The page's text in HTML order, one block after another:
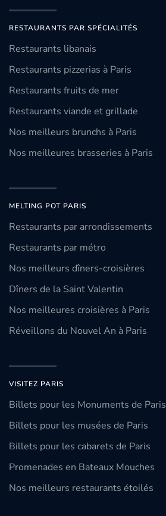
RESTAURANTS PAR SPÉCIALITÉS
Restaurants libanais
Restaurants pizzerias à Paris
Restaurants fruits de mer
Restaurants viande et grillade
Nos meilleurs brunchs à Paris
Nos meilleures brasseries à Paris
MELTING POT PARIS
Restaurants par arrondissements
Restaurants par métro
Nos meilleurs dîners-croisières
Dîners de la Saint Valentin
Nos meilleures croisières à Paris
Réveillons du Nouvel An à Paris
VISITEZ PARIS
Billets pour les Monuments de Paris
Billets pour les musées de Paris
Billets pour les cabarets de Paris
Promenades en Bateaux Mouches
Nos meilleurs restaurants étoilés